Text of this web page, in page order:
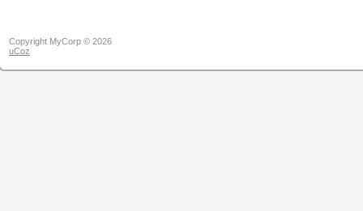
Copyright MyCorp © 2026
uCoz